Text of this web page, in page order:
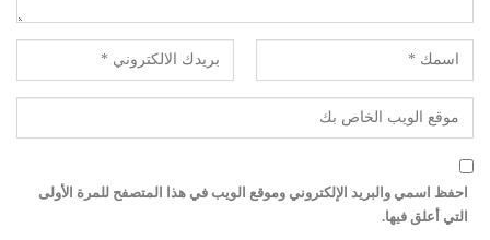
احفظ اسمي والبريد الإلكتروني وموقع الويب في هذا المتصفح للمرة الأولى
التي أعلق فيها.